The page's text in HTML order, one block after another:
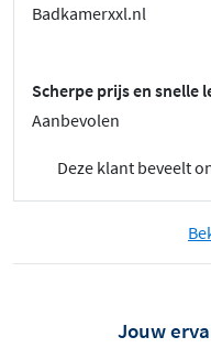
Badkamerxxl.nl
Scherpe prijs en snelle
Aanbevolen
Deze klant beveelt
Jouw